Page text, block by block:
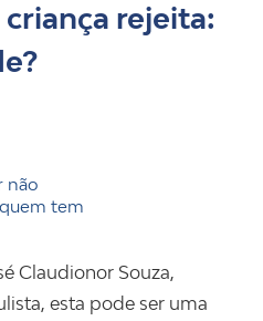
rejeita:
não
tem
Claudionor Souza,
esta pode ser uma